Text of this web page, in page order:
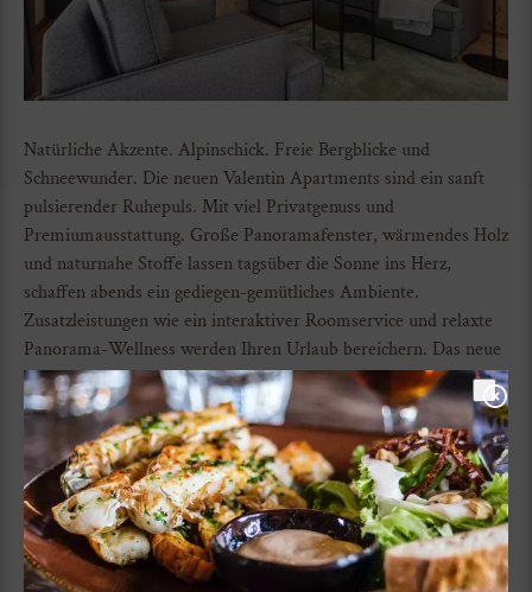
Natürliche Akzente. Alpinschick. Freie Bergblicke und
Schneewunder. Die neuen Valentin Apartments sind ein sanft
pulsierender Ruhepuls. Mit viel Privatgenuss und
Premiumausstattung. Große Panoramafenster, wärmendes Holz
und naturnahe Stoffe lassen tagsüber die Sonne ins Herz,
schaffen abends ein gediegen-gemütliches Ambiente.
Zusatzleistungen wie ein interaktiver Roomservice und relaxte
Panorama-Wellness werden Ihren Urlaub bereichern. Das neue
Valentin Apartmenthaus kann 28 hochkarätige Design
Apartments mit viel Service für persönlichen Urlaubsgenuss
und mehr Platz zum Wohlfühlen. In Top Urlaubslage.
Urlaub in den Valentin Design Apartments
features ...